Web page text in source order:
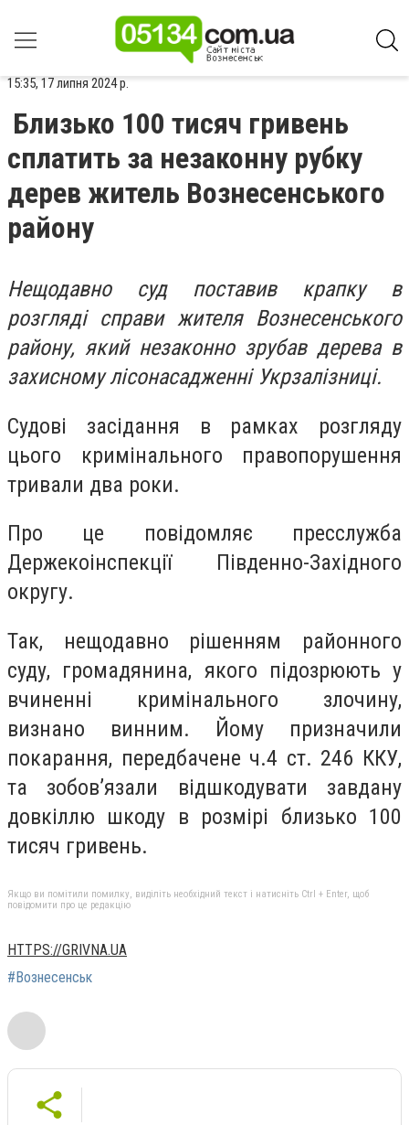
15:35, 17 липня 2024 р.
Близько 100 тисяч гривень
сплатить за незаконну рубку
дерев житель Вознесенського
району
Нещодавно суд поставив крапку в
розгляді справи жителя Вознесенського
району, який незаконно зрубав дерева в
захисному лісонасадженні Укрзалізниці.
Судові засідання в рамках розгляду
цього кримінального правопорушення
тривали два роки.
Про це повідомляє пресслужба
Держекоінспекції Південно-Західного
округу.
Так, нещодавно рішенням районного
суду, громадянина, якого підозрюють у
вчиненні кримінального злочину,
визнано винним. Йому призначили
покарання, передбачене ч.4 ст. 246 ККУ,
та зобов’язали відшкодувати завдану
довкіллю шкоду в розмірі близько 100
тисяч гривень.
Якщо ви помітили помилку, виділіть необхідний текст і натисніть Ctrl + Enter, щоб
повідомити про це редакцію
HTTPS://GRIVNA.UA
#Вознесенськ